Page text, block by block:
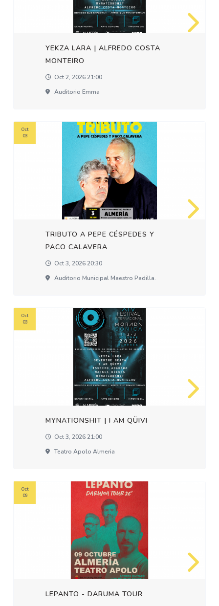
YEKZA LARA | ALFREDO COSTA
MONTEIRO
Oct 2, 2026 21:00
Auditorio Emma
TRIBUTO A PEPE CÉSPEDES Y
PACO CALAVERA
Oct 3, 2026 20:30
Auditorio Municipal Maestro Padilla.
Oct
03
MYNATIONSHIT | I AM QÜIVI
Oct 3, 2026 21:00
Teatro Apolo Almeria
Oct
03
LEPANTO - DARUMA TOUR
Oct
09